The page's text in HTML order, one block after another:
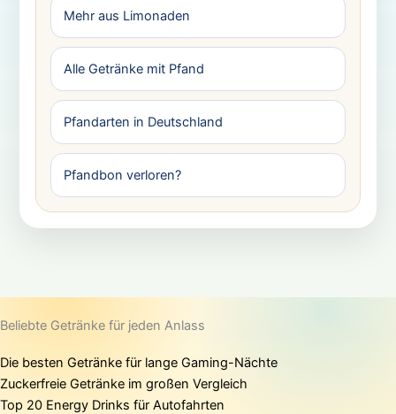
Mehr aus Limonaden
Alle Getränke mit Pfand
Pfandarten in Deutschland
Pfandbon verloren?
Beliebte Getränke für jeden Anlass
Die besten Getränke für lange Gaming-Nächte
Zuckerfreie Getränke im großen Vergleich
Top 20 Energy Drinks für Autofahrten